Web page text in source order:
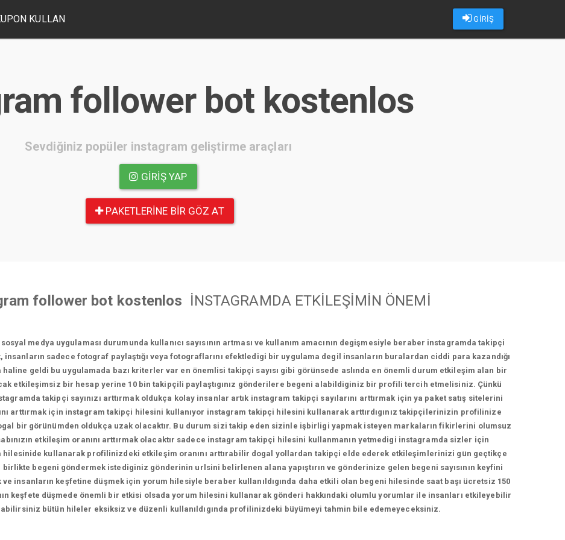
GİRİŞ
KULLAN
follower bot kostenlos
Sevdiğiniz popüler instagram geliştirme araçları
GIRIŞ YAP
PAKETLERINE BIR GÖZ AT
follower bot kostenlos İNSTAGRAMDA ETKİLEŞİMİN ÖNEMİ
medya uygulaması durumunda kullanıcı sayısının artması ve kullanım amacının degişmesiyle beraber instagramda takipçi
insanların sadece fotograf paylaştığı veya fotograflarını efektledigi bir uygulama degil insanların buralardan ciddi para kazandığı
geldi bu uygulamada bazı kriterler var en önemlisi takipçi sayısı gibi görünsede aslında en önemli durum etkileşim alan bir
etkileşimsiz bir hesap yerine 10 bin takipçili paylaştıgınız gönderilere begeni alabildiginiz bir profili tercih etmelisiniz. Çünkü
takipçi sayınızı arttırmak oldukça kolay insanlar artık instagram takipçi sayılarını arttırmak için ya paket satış sitelerini
arttırmak için instagram takipçi hilesini kullanıyor instagram takipçi hilesini kullanarak arttırdıgınız takipçilerinizin profilinize
bir görünümden oldukça uzak olacaktır. Bu durum sizi takip eden sizinle işbirligi yapmak isteyen markaların fikirlerini olumsuz
etkileşim oranını arttırmak olacaktır sadece instagram takipçi hilesini kullanmanın yetmedigi instagramda sizler için
kullanarak profilinizdeki etkileşim oranını arttırabilir dogal yollardan takipçi elde ederek etkileşimlerinizi gün geçtikçe
begeni göndermek istediginiz gönderinin urlsini belirlenen alana yapıştırın ve gönderinize gelen begeni sayısının keyfini
insanların keşfetine düşmek için yorum hilesiyle beraber kullanıldıgında daha etkili olan begeni hilesinde saat başı ücretsiz 150
keşfete düşmede önemli bir etkisi olsada yorum hilesini kullanarak gönderi hakkındaki olumlu yorumlar ile insanları etkileyebilir
bütün hileler eksiksiz ve düzenli kullanıldıgında profilinizdeki büyümeyi tahmin bile edemeyeceksiniz.